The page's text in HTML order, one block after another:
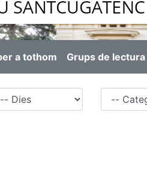
a tothom Grups de lectura